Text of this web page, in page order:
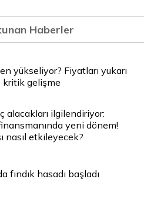
Haberler
yükseliyor? Fiyatları yukarı
kritik gelişme
alacakları ilgilendiriyor:
yeni dönem!
nasıl etkileyecek?
fındık hasadı başladı